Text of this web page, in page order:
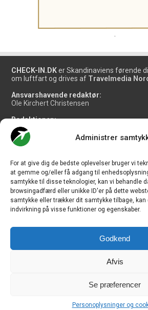
Administrer
For at give dig de bedste oplevelser bruger vi
at gemme og/eller få adgang til
samtykke til disse teknologier, kan vi behandle
browsingadfærd eller unikke ID'er på dette
samtykke eller trækker dit samtykke tilbage, kan
indvirkning på visse funktioner og egenskaber.
Godkend
Afvis
Se præferencer
Personoplysninger og
.
CHECK-IN.DK er Skandinaviens førende
om luftfart og drives af Travelmedia
Ansvarshavende redaktør:
Ole Kirchert Christensen
Redaktionen:
Christian Granhøj Skouboe
Henrik Baumgarten
Danny Longhi Andreasen
Salg og jobannoncer:
salg@travelmedianordic.com
Vi tager ansvar for indholdet og er tilmeldt